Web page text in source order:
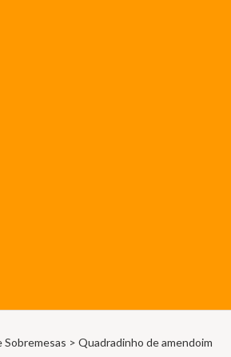
Sobremesas > Quadradinho de amendoim